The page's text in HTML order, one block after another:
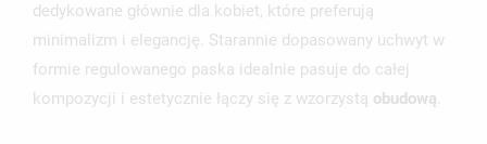
dedykowane głównie dla kobiet, które preferują
minimalizm i elegancję. Starannie dopasowany uchwyt w
formie regulowanego paska idealnie pasuje do całej
kompozycji i estetycznie łączy się z wzorzystą obudową